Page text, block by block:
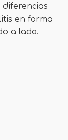
diferencias
en forma
a lado.